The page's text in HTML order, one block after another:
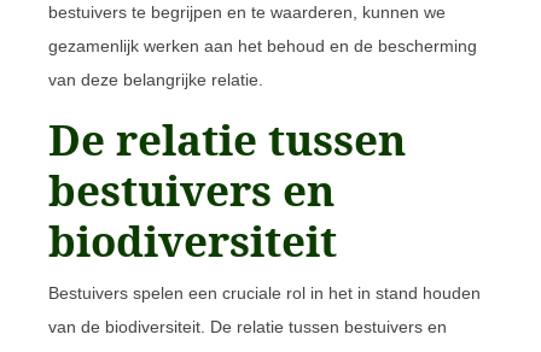
bestuivers te begrijpen en te waarderen, kunnen we
gezamenlijk werken aan het behoud en de bescherming
van deze belangrijke relatie.
De relatie tussen
bestuivers en
biodiversiteit
Bestuivers spelen een cruciale rol in het in stand houden
van de biodiversiteit. De relatie tussen bestuivers en